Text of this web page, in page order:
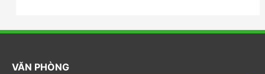
VĂN PHÒNG